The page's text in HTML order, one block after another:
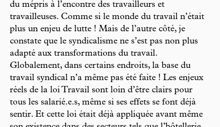
du mépris à l’encontre des travailleurs et
travailleuses. Comme si le monde du travail n’était
plus un enjeu de lutte ! Mais de l’autre côté, je
constate que le syndicalisme ne s’est pas non plus
adapté aux transformations du travail.
Globalement, dans certains endroits, la base du
travail syndical n’a même pas été faite ! Les enjeux
réels de la loi Travail sont loin d’être clairs pour
tous les salarié.e.s, même si ses effets se font déjà
sentir. Et cette loi était déjà appliquée avant même